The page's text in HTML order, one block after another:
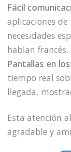
Fácil
aplicaciones
necesidades
hablan francés.
Pantallas en
tiempo real
llegada,
Esta atención
agradable y